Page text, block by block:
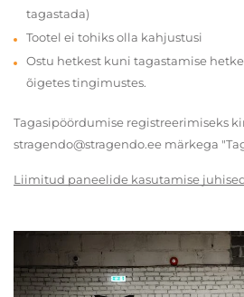
tagastada)
Tootel ei tohiks olla kahjustusi
Ostu hetkest kuni tagastamise
õigetes tingimustes.
Tagasipöördumise registreerimiseks
stragendo@stragendo.ee märkega
Liimitud paneelide kasutamise